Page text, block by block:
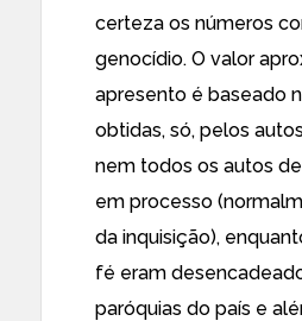
certeza os números
genocídio. O valor
apresento é baseado
obtidas, só, pelos
nem todos os autos
em processo
da inquisição),
fé eram
paróquias do país e